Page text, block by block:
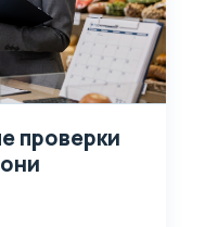
проверки